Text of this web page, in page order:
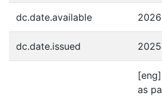
dc.date.available
dc.date.issued
as